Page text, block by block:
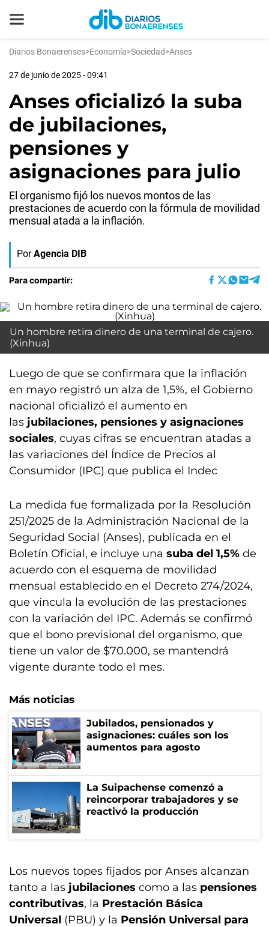
Diarios Bonaerenses>Economía>Sociedad>Anses
27 de junio de 2025 - 09:41
Anses oficializó la suba
de jubilaciones,
pensiones y
asignaciones para julio
El organismo fijó los nuevos montos de las
prestaciones de acuerdo con la fórmula de movilidad
mensual atada a la inflación.
Por Agencia DIB
Para compartir:
Un hombre retira dinero de una terminal de cajero.
(Xinhua)
Luego de que se confirmara que la inflación
en mayo registró un alza de 1,5%, el Gobierno
nacional oficializó el aumento en
las jubilaciones, pensiones y asignaciones
sociales, cuyas cifras se encuentran atadas a
las variaciones del Índice de Precios al
Consumidor (IPC) que publica el Indec
La medida fue formalizada por la Resolución
251/2025 de la Administración Nacional de la
Seguridad Social (Anses), publicada en el
Boletín Oficial, e incluye una suba del 1,5% de
acuerdo con el esquema de movilidad
mensual establecido en el Decreto 274/2024,
que vincula la evolución de las prestaciones
con la variación del IPC. Además se confirmó
que el bono previsional del organismo, que
tiene un valor de $70.000, se mantendrá
vigente durante todo el mes.
Más noticias
Jubilados, pensionados y
asignaciones: cuáles son los
aumentos para agosto
La Suipachense comenzó a
reincorporar trabajadores y se
reactivó la producción
Los nuevos topes fijados por Anses alcanzan
tanto a las jubilaciones como a las pensiones
contributivas, la Prestación Básica
Universal (PBU) y la Pensión Universal para